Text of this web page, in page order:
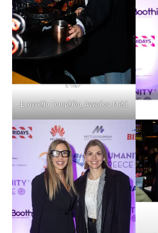
Ευαγγελία Τσιορλίδα, Αννούσα Μελά